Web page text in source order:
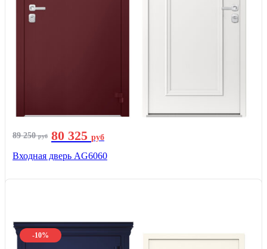
89 250руб 80 325 руб
Входная дверь AG6060
-10%